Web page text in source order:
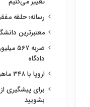
رسانه؛ حلقه
معتبرترین
ضربه
دادگاه
اروپا با ۳۴۸ ماهواره به جنگ انحصار استارلینک می‌رود
برای پیشگیری
بشویید